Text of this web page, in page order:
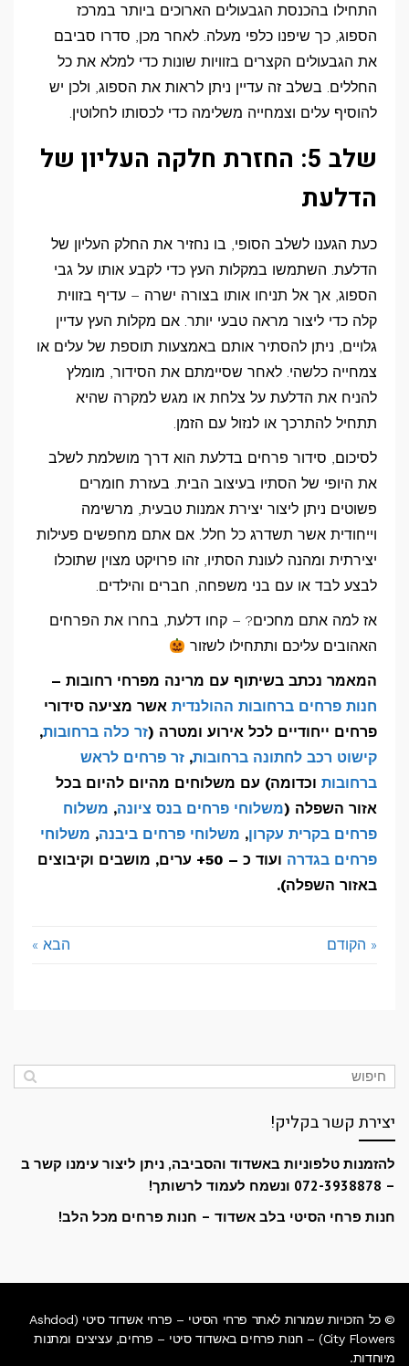
התחילו בהכנסת הגבעולים הארוכים ביותר במרכז
הספוג, כך שיפנו כלפי מעלה. לאחר מכן, סדרו סביבם
את הגבעולים הקצרים בזוויות שונות כדי למלא את כל
החללים. בשלב זה עדיין ניתן לראות את הספוג, ולכן יש
להוסיף עלים וצמחייה משלימה כדי לכסותו לחלוטין.
שלב 5: החזרת חלקה העליון של
הדלעת
כעת הגענו לשלב הסופי, בו נחזיר את החלק העליון של
הדלעת. השתמשו במקלות העץ כדי לקבע אותו על גבי
הספוג, אך אל תניחו אותו בצורה ישרה – עדיף בזווית
קלה כדי ליצור מראה טבעי יותר. אם מקלות העץ עדיין
גלויים, ניתן להסתיר אותם באמצעות תוספת של עלים או
צמחייה כלשהי. לאחר שסיימתם את הסידור, מומלץ
להניח את הדלעת על צלחת או מגש למקרה שהיא
תתחיל להתרכך או לנזול עם הזמן.
לסיכום, סידור פרחים בדלעת הוא דרך מושלמת לשלב
את היופי של הסתיו בעיצוב הבית. בעזרת חומרים
פשוטים ניתן ליצור יצירת אמנות טבעית, מרשימה
וייחודית אשר תשדרג כל חלל. אם אתם מחפשים פעילות
יצירתית ומהנה לעונת הסתיו, זהו פרויקט מצוין שתוכלו
לבצע לבד או עם בני משפחה, חברים והילדים.
אז למה אתם מחכים? – קחו דלעת, בחרו את הפרחים
האהובים עליכם ותתחילו לשזור
המאמר נכתב בשיתוף עם מרינה מפרחי רחובות –
חנות פרחים ברחובות ההולנדית אשר מציעה סידורי
פרחים ייחודיים לכל אירוע ומטרה (זר כלה ברחובות,
קישוט רכב לחתונה ברחובות, זר פרחים לראש
ברחובות וכדומה) עם משלוחים מהיום להיום בכל
אזור השפלה (משלוחי פרחים בנס ציונה, משלוח
פרחים בקרית עקרון, משלוחי פרחים ביבנה, משלוחי
פרחים בגדרה
ועוד כ – 50+ ערים, מושבים וקיבוצים
באזור השפלה).
« הקודם הבא »
יצירת קשר בקליק!
להזמנות טלפוניות באשדוד והסביבה, ניתן ליצור עימנו קשר ב
– 072-3938878 ונשמח לעמוד לרשותך!
חנות פרחי הסיטי בלב אשדוד – חנות פרחים מכל הלב!
© כל הזכויות שמורות לאתר פרחי הסיטי – פרחי אשדוד סיטי (Ashdod
City Flowers) – חנות פרחים באשדוד סיטי – פרחים, עציצים ומתנות
מיוחדות.